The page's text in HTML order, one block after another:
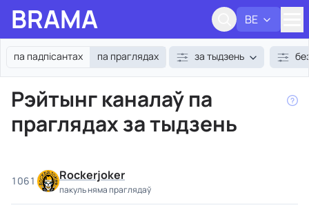
BRAMA BE
па падпісантах
па праглядах за тыдзень
Рэйтынг каналаў па
праглядах за тыдзень
1061 Rockerjoker
пакуль няма праглядаў